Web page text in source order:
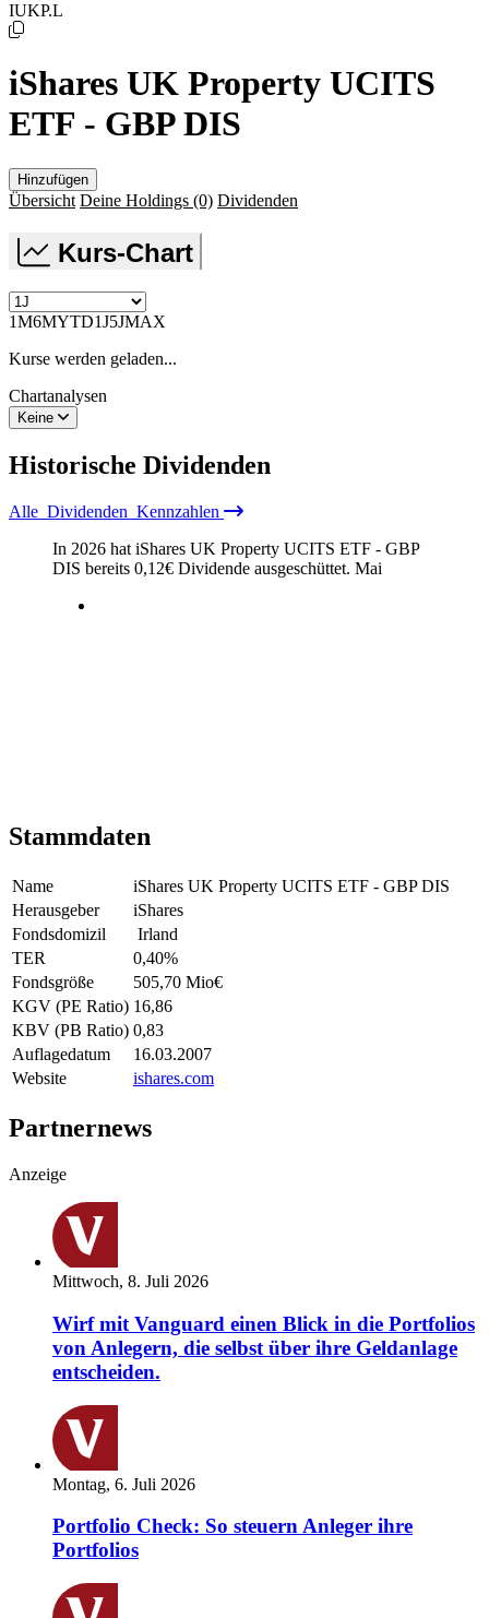
IUKP.L
iShares UK Property UCITS
ETF - GBP DIS
Hinzufügen
Übersicht Deine Holdings (0) Dividenden
Kurs-Chart
1M6MYTD1J5JMAX
Kurse werden geladen...
Chartanalysen
Keine
Historische Dividenden
Alle Dividenden Kennzahlen
In 2026 hat iShares UK Property UCITS ETF - GBP
DIS bereits 0,12€ Dividende ausgeschüttet. Mai
Stammdaten
Name
iShares UK Property UCITS ETF - GBP DIS
Herausgeber
iShares
Fondsdomizil
Irland
TER
0,40%
Fondsgröße
505,70 Mio€
KGV (PE Ratio) 16,86
KBV (PB Ratio) 0,83
Auflagedatum
16.03.2007
Website
ishares.com
Partnernews
Anzeige
Mittwoch, 8. Juli 2026
Wirf mit Vanguard einen Blick in die Portfolios
von Anlegern, die selbst über ihre Geldanlage
entscheiden.
Montag, 6. Juli 2026
Portfolio Check: So steuern Anleger ihre
Portfolios